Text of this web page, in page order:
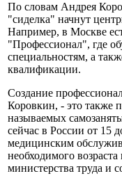
По словам Андрея
"сиделка" начнут
Например, в Москве
"Профессионал", где
специальностям, а
квалификации.
Создание
Коровкин, - это также
называемых
сейчас в России от 15
медицинским
необходимого
министерства труда и